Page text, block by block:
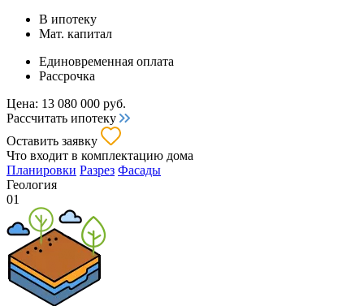
В ипотеку
Мат. капитал
Единовременная оплата
Рассрочка
Цена: 13 080 000 руб.
Рассчитать ипотеку
Оставить заявку
Что входит в комплектацию дома
Планировки Разрез Фасады
Геология
01